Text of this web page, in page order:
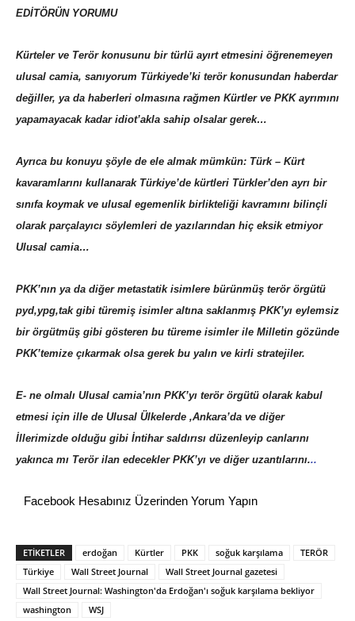
EDİTÖRÜN YORUMU
Kürteler ve Terör konusunu bir türlü ayırt etmesini öğrenemeyen
ulusal camia, sanıyorum Türkiyede’ki terör konusundan haberdar
değiller, ya da haberleri olmasına rağmen Kürtler ve PKK ayrımını
yapamayacak kadar idiot’akla sahip olsalar gerek…
Ayrıca bu konuyu şöyle de ele almak mümkün: Türk – Kürt
kavaramlarını kullanarak Türkiye’de kürtleri Türkler’den ayrı bir
sınıfa koymak ve ulusal egemenlik birlikteliği kavramını bilinçli
olarak parçalayıcı söylemleri de yazılarından hiç eksik etmiyor
Ulusal camia…
PKK’nın ya da diğer metastatik isimlere bürünmüş terör örgütü
pyd,ypg,tak gibi türemiş isimler altına saklanmış PKK’yı eylemsiz
bir örgütmüş gibi gösteren bu türeme isimler ile Milletin gözünde
PKK’temize çıkarmak olsa gerek bu yalın ve kirli stratejiler.
E- ne olmalı Ulusal camia’nın PKK’yı terör örgütü olarak kabul
etmesi için ille de Ulusal Ülkelerde ,Ankara’da ve diğer
İllerimizde olduğu gibi İntihar saldırısı düzenleyip canlarını
yakınca mı Terör ilan edecekler PKK’yı ve diğer uzantılarını...
Facebook Hesabınız Üzerinden Yorum Yapın
ETİKETLER erdoğan Kürtler PKK soğuk karşılama
TERÖR
Türkiye
Wall Street Journal
Wall Street Journal gazetesi
Wall Street Journal: Washington'da Erdoğan'ı soğuk karşılama bekliyor
washington
WSJ